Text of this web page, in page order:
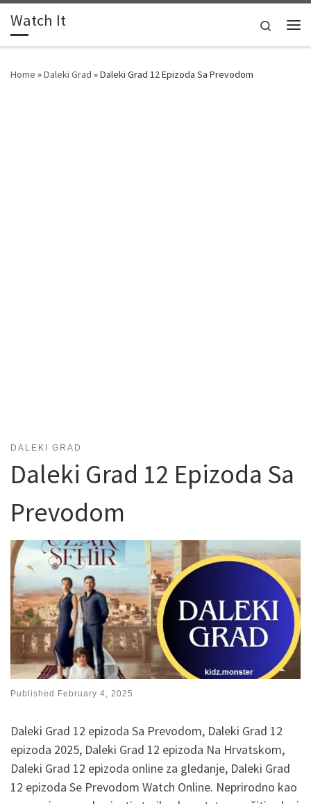
Skip to content
Watch It
Search
Home »Daleki Grad »Daleki Grad 12 Epizoda Sa Prevodom
DALEKI GRAD
Daleki Grad 12 Epizoda Sa
Prevodom
Published February 4, 2025
Daleki Grad 12 epizoda Sa Prevodom, Daleki Grad 12
epizoda 2025, Daleki Grad 12 epizoda Na Hrvatskom,
Daleki Grad 12 epizoda online za gledanje, Daleki Grad
12 epizoda Se Prevodom Watch Online. Neprirodno kao